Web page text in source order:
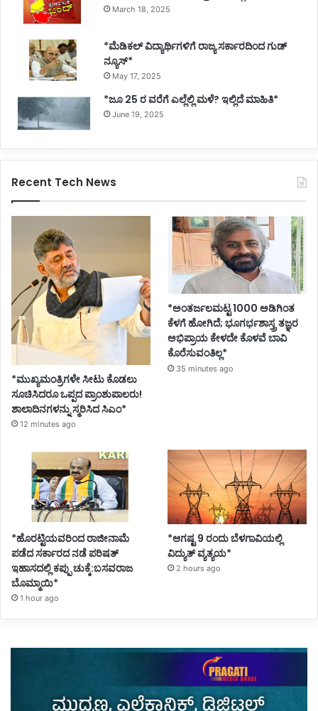
March 18, 2025
*ಮೆಡಿಕಲ್ ವಿದ್ಯಾರ್ಥಿಗಳಿಗೆ ರಾಜ್ಯ ಸರ್ಕಾರದಿಂದ ಗುಡ್
ನ್ಯೂಸ್*
May 17, 2025
*ಜೂ 25 ರ ವರೆಗೆ ಎಲ್ಲೆಲ್ಲಿ ಮಳೆ? ಇಲ್ಲಿದೆ ಮಾಹಿತಿ*
June 19, 2025
Recent Tech News
*ಮುಖ್ಯಮಂತ್ರಿಗಳೇ ಸೀಟು ಕೊಡಲು
ಸೂಚಿಸಿದರೂ ಒಪ್ಪದ ಪ್ರಾಂಶುಪಾಲರು!
ಶಾಲಾದಿನಗಳನ್ನು ಸ್ಮರಿಸಿದ ಸಿಎಂ*
12 minutes ago
*ಅಂತರ್ಜಲಮಟ್ಟ 1000 ಅಡಿಗಿಂತ
ಕೆಳಗೆ ಹೋಗಿದೆ; ಭೂಗರ್ಭಶಾಸ್ತ್ರ ತಜ್ಞರ
ಅಭಿಪ್ರಾಯ ಕೇಳದೇ ಕೊಳವೆ ಬಾವಿ
ಕೊರೆಸುವಂತಿಲ್ಲ*
35 minutes ago
*ಹೊರಟ್ಟಿಯವರಿಂದ ರಾಜೀನಾಮೆ
ಪಡೆದ ಸರ್ಕಾರದ ನಡೆ ಪರಿಷತ್
ಇಹಾಸದಲ್ಲಿ ಕಪ್ಪು ಚುಕ್ಕೆ:ಬಸವರಾಜ
ಬೊಮ್ಮಾಯಿ*
1 hour ago
*ಆಗಷ್ಟ 9 ರಂದು ಬೆಳಗಾವಿಯಲ್ಲಿ
ವಿದ್ಯುತ್ ವ್ಯತ್ಯಯ*
2 hours ago